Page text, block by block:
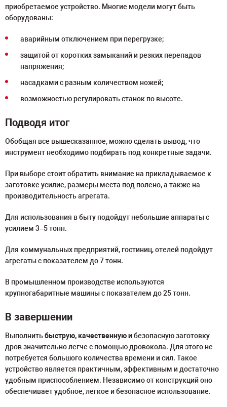
приобретаемое устройство. Многие модели могут быть
оборудованы:
аварийным отключением при перегрузке;
защитой от коротких замыканий и резких перепадов
напряжения;
насадками с разным количеством ножей;
возможностью регулировать станок по высоте.
Подводя итог
Обобщая все вышесказанное, можно сделать вывод, что
инструмент необходимо подбирать под конкретные задачи.
При выборе стоит обратить внимание на прикладываемое к
заготовке усилие, размеры места под полено, а также на
производительность агрегата.
Для использования в быту подойдут небольшие аппараты с
усилием 3–5 тонн.
Для коммунальных предприятий, гостиниц, отелей подойдут
агрегаты с показателем до 7 тонн.
В промышленном производстве используются
крупногабаритные машины с показателем до 25 тонн.
В завершении
Выполнитьбыструю, качественную ибезопасную заготовку
дров значительно легче с помощью дровокола. Для этого не
потребуется большого количества времени и сил. Такое
устройство является практичным, эффективным и достаточно
удобным приспособлением. Независимо от конструкций оно
обеспечивает удобное, легкое и безопасное использование.